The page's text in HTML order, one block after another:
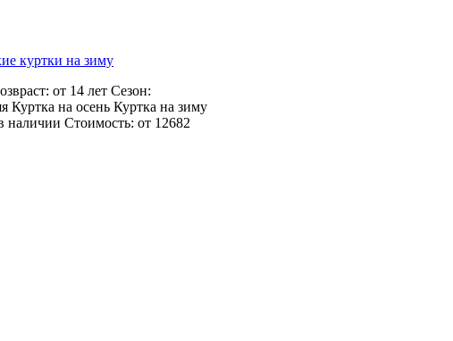
куртки на зиму
от 14 лет Сезон:
Куртка на осень Куртка на зиму
Стоимость: от 12682